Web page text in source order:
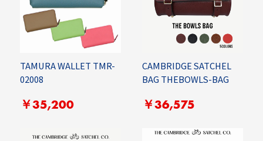
TAMURA WALLET TMR-
02008
￥35,200
CAMBRIDGE SATCHEL
BAG THEBOWLS-BAG
￥36,575